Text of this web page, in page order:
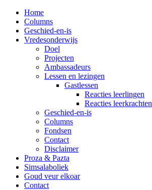
Home
Columns
Geschied-en-is
Vredesonderwijs
Doel
Projecten
Ambassadeurs
Lessen en lezingen
Gastlessen
Reacties leerlingen
Reacties leerkrachten
Geschied-en-is
Columns
Fondsen
Contact
Disclaimer
Proza & Pazta
Simsalaboliek
Goud veur elkoar
Contact